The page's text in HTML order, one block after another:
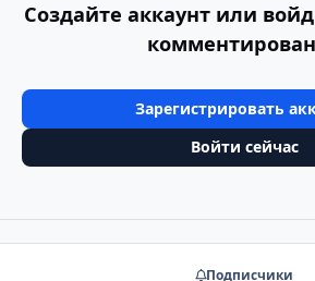
Создайте аккаунт или
Зарегистрировать
Войти сейчас
Подписчики